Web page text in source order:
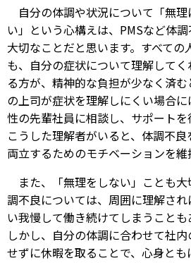
自分の体調や状況について「無
い」という心構えは、PMSなど体
大切なことだと思います。すべての
も、自分の症状について理解して
る方が、精神的な負担が少なく済
の上司が症状を理解しにくい場合
性の先輩社員に相談し、サポートを
こうした理解者がいると、体調不
両立するためのモチベーションを維
また、「無理をしない」ことも
調不良については、周囲に理解さ
い我慢して働き続けてしまうことも
しかし、自分の体調に合わせて社
せずに休暇を取ることで、心身と